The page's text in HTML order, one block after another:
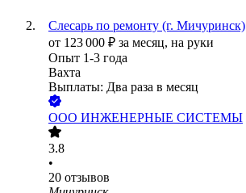
Слесарь по ремонту (г. Мичуринск)
от 123 000 ₽ за месяц, на руки
Опыт 1-3 года
Вахта
Выплаты: Два раза в месяц
ООО ИНЖЕНЕРНЫЕ СИСТЕМЫ
3.8
•
20 отзывов